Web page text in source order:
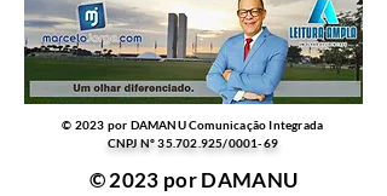
© 2023 por DAMANU Comunicação Integrada
CNPJ Nº35.702.925/0001-69
© 2023 por DAMANU